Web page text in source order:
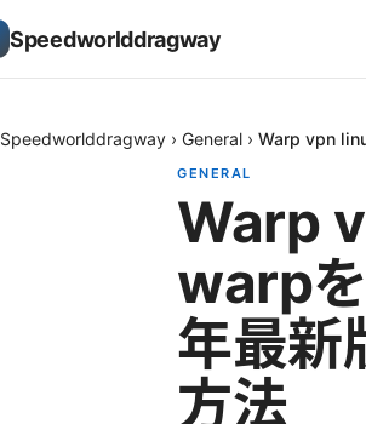
Speedworlddragway
Speedworlddragway › General › Warp vpn
GENERAL
Warp
warp
年最新
方法